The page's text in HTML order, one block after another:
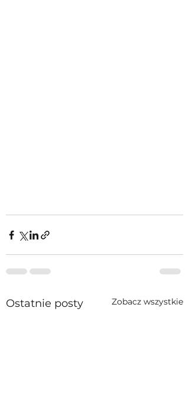
Ostatnie posty Zobacz wszystkie